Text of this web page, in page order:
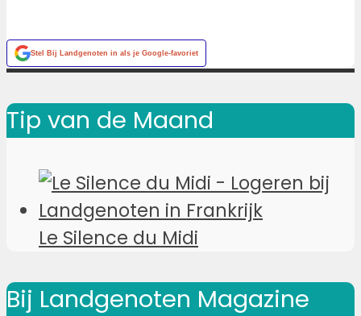
Stel Bij Landgenoten in als je Google-favoriet
Tip van de Maand
Le Silence du Midi
Bij Landgenoten Magazine